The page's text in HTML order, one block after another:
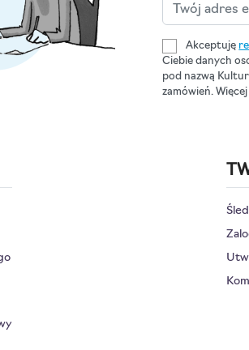
Akceptuję
Ciebie danych
pod nazwą
zamówień.